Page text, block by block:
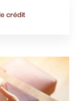
crédit